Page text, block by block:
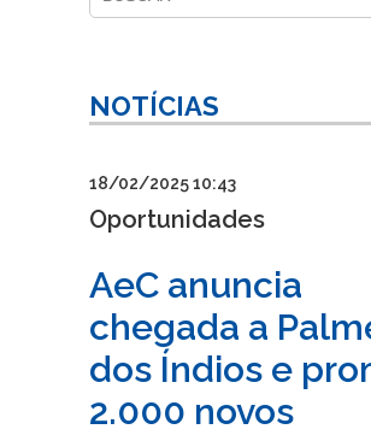
NOTÍCIAS
18/02/2025 10:43
Oportunidades
AeC anuncia
chegada a
dos Índios e
2.000 novos